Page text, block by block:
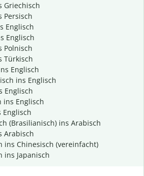
Griechisch
Persisch
Englisch
Englisch
Polnisch
Türkisch
Englisch
ins Englisch
Englisch
ins Englisch
Englisch
(Brasilianisch) ins Arabisch
Arabisch
ins Chinesisch (vereinfacht)
ins Japanisch